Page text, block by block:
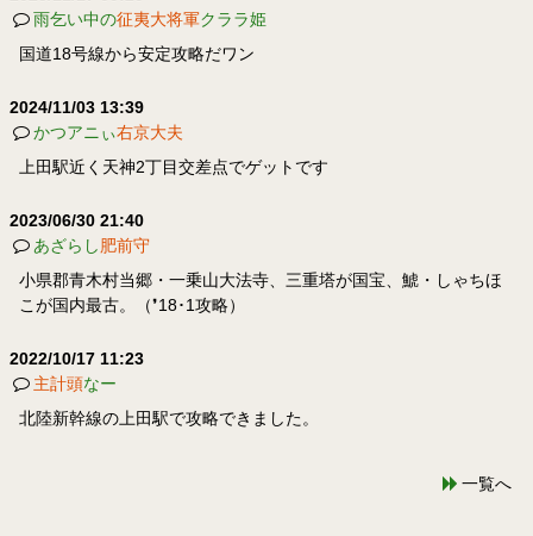
雨乞い中の征夷大将軍クララ姫
国道18号線から安定攻略だワン
2024/11/03 13:39
かつアニぃ右京大夫
上田駅近く天神2丁目交差点でゲットです
2023/06/30 21:40
あざらし肥前守
小県郡青木村当郷・一乗山大法寺、三重塔が国宝、鯱・しゃちほ
こが国内最古。（❜18･1攻略）
2022/10/17 11:23
主計頭なー
北陸新幹線の上田駅で攻略できました。
一覧へ